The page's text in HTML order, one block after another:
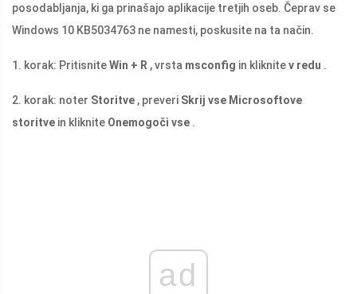
posodabljanja, ki ga prinašajo aplikacije tretjih oseb. Čeprav se
Windows 10 KB5034763 ne namesti, poskusite na ta način.
1. korak: PritisniteWin + R , vrsta msconfig in kliknitev redu .
2. korak: noter Storitve , preveri Skrij vse Microsoftove
storitve in kliknite Onemogoči vse .
ad